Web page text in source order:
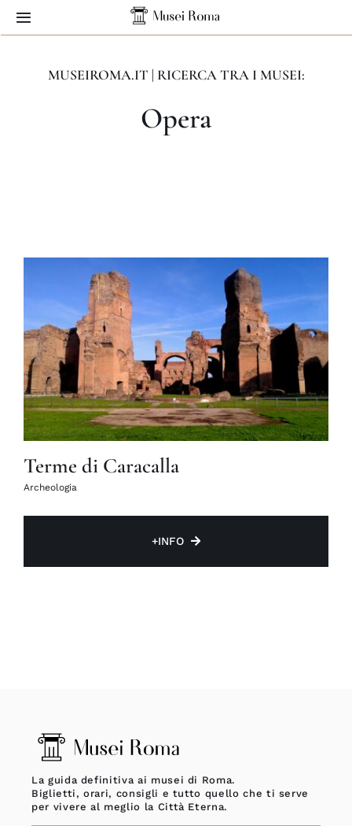
Skip
to Toggle
Musei
MUSEIROMA.IT | RICERCA TRA I MUSEI:
Opera
Terme di Caracalla
Archeologia
+INFO
La guida definitiva ai musei di Roma.
Biglietti, orari, consigli e tutto quello che ti serve
per vivere al meglio la Città Eterna.